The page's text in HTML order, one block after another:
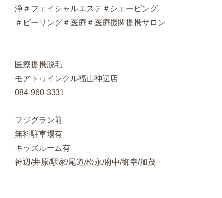
浄＃フェイシャルエステ＃シェービング
＃ピーリング＃医療＃医療機関提携サロン
医療提携脱毛
モアトゥインクル福山神辺店
084-960-3331
フジグラン前
無料駐車場有
キッズルーム有
神辺/井原/駅家/尾道/松永/府中/御幸/加茂